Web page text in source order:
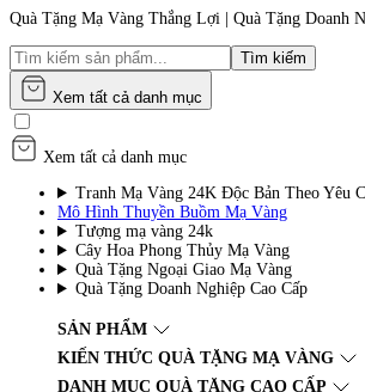
Quà Tặng Mạ Vàng Thắng Lợi | Quà Tặng Doanh
Tìm kiếm
Xem tất cả danh mục
Xem tất cả danh mục
Tranh Mạ Vàng 24K Độc Bản Theo Yêu
Mô Hình Thuyền Buồm Mạ Vàng
Tượng mạ vàng 24k
Cây Hoa Phong Thủy Mạ Vàng
Quà Tặng Ngoại Giao Mạ Vàng
Quà Tặng Doanh Nghiệp Cao Cấp
SẢN PHẨM
KIẾN THỨC QUÀ TẶNG MẠ VÀNG
DANH MỤC QUÀ TẶNG CAO CẤP